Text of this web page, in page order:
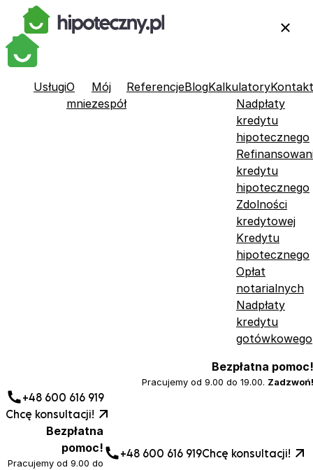
UsługiO
mnie
Mój
zespół
ReferencjeBlogKalkulatory
Nadpłaty
kredytu
hipotecznego
kredytu
hipotecznego
Zdolności
kredytowej
Kredytu
hipotecznego
Opłat
notarialnych
Nadpłaty
kredytu
gotówkowego
Kontakt
Bezpłatna pomoc!
Pracujemy od 9.00 do 19.00. Zadzwoń!
+48 600 616 919
Chcę konsultacji!
Bezpłatna
pomoc!
Pracujemy od 9.00 do
+48 600 616 919Chcę konsultacji!